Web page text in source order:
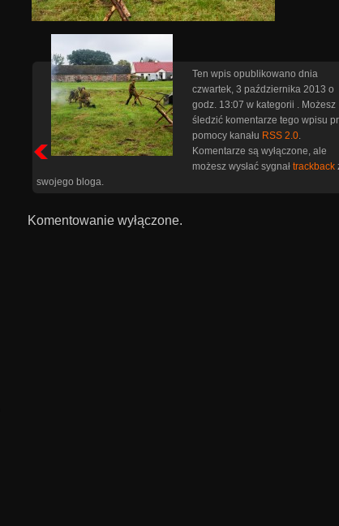
Ten wpis opublikowano dnia
czwartek, 3 października 2013 o
godz. 13:07 w kategorii . Możesz
śledzić komentarze tego wpisu
pomocy kanału RSS 2.0
Komentarze są wyłączone, ale
możesz wysłać sygnał trackback
swojego bloga.
Komentowanie wyłączone.